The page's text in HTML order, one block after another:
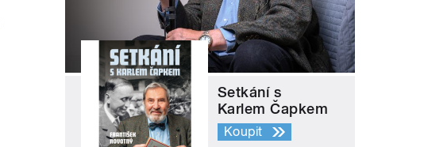
Setkání s
Karlem Čapkem
Koupit